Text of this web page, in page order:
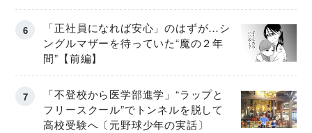
「正社員になれば安心」のはずが…シ
ングルマザーを待っていた“魔の２年
間”【前編】
「不登校から医学部進学」“ラップと
フリースクール”でトンネルを脱して
高校受験へ〔元野球少年の実話〕